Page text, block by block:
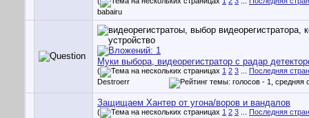
babairu
Муки выбора, видеорегистратор с радар
( 1 2 3
Последняя
Destroerr
Защищаем Хантер от угона/воров и вандалов
( 1 2 3
Последняя